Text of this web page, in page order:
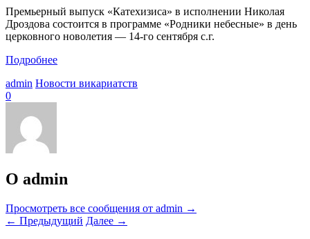
Премьерный выпуск «Катехизиса» в исполнении Николая
Дроздова состоится в программе «Родники небесные» в день
церковного новолетия — 14-го сентября с.г.
Подробнее
admin Новости викариатств
0
О admin
Просмотреть все сообщения от admin →
← Предыдущий Далее →